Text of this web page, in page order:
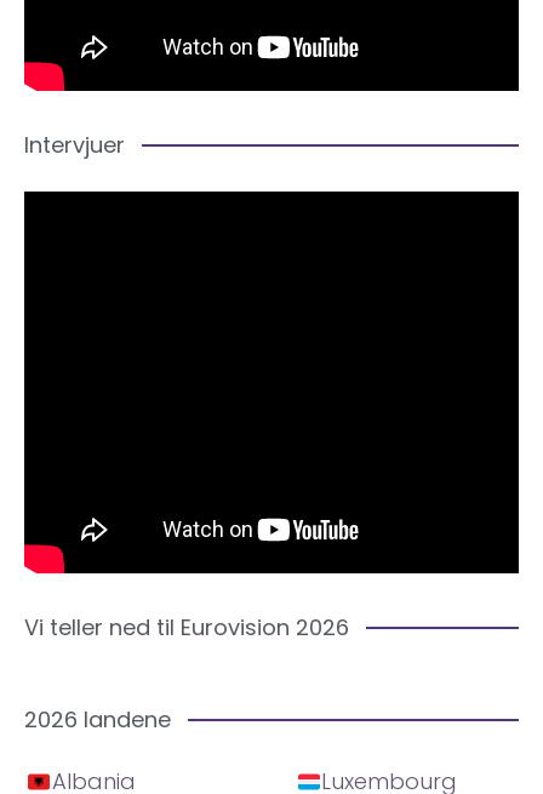
Intervjuer
Vi teller ned til Eurovision 2026
2026 landene
Albania
Luxembourg